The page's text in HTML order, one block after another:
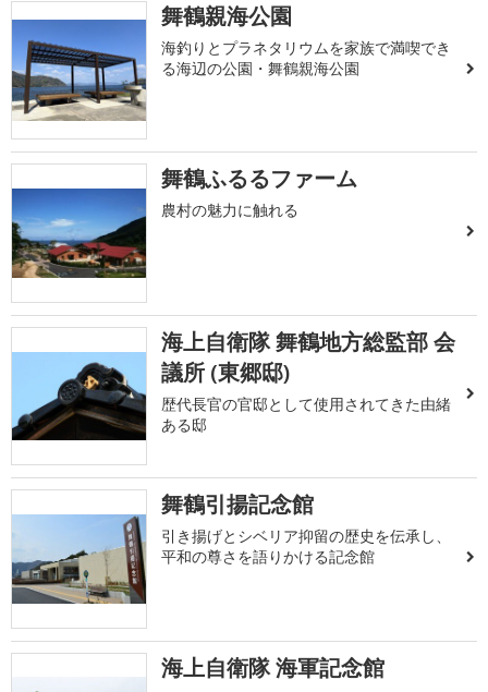
舞鶴親海公園
海釣りとプラネタリウムを家族で満喫でき
る海辺の公園・舞鶴親海公園
舞鶴ふるるファーム
農村の魅力に触れる
海上自衛隊 舞鶴地方総監部 会
議所 (東郷邸)
歴代長官の官邸として使用されてきた由緒
ある邸
舞鶴引揚記念館
引き揚げとシベリア抑留の歴史を伝承し、
平和の尊さを語りかける記念館
海上自衛隊 海軍記念館